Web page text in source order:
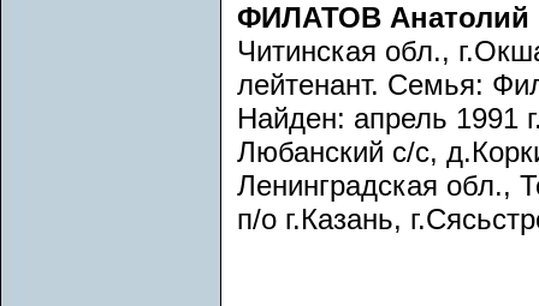
ФИЛАТОВ Анатолий
Читинская обл.,
лейтенант. Семья:
Найден: апрель 1991
Любанский с/с,
Ленинградская обл.,
п/о г.Казань,